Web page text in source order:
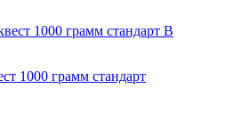
В
1000 грамм стандарт